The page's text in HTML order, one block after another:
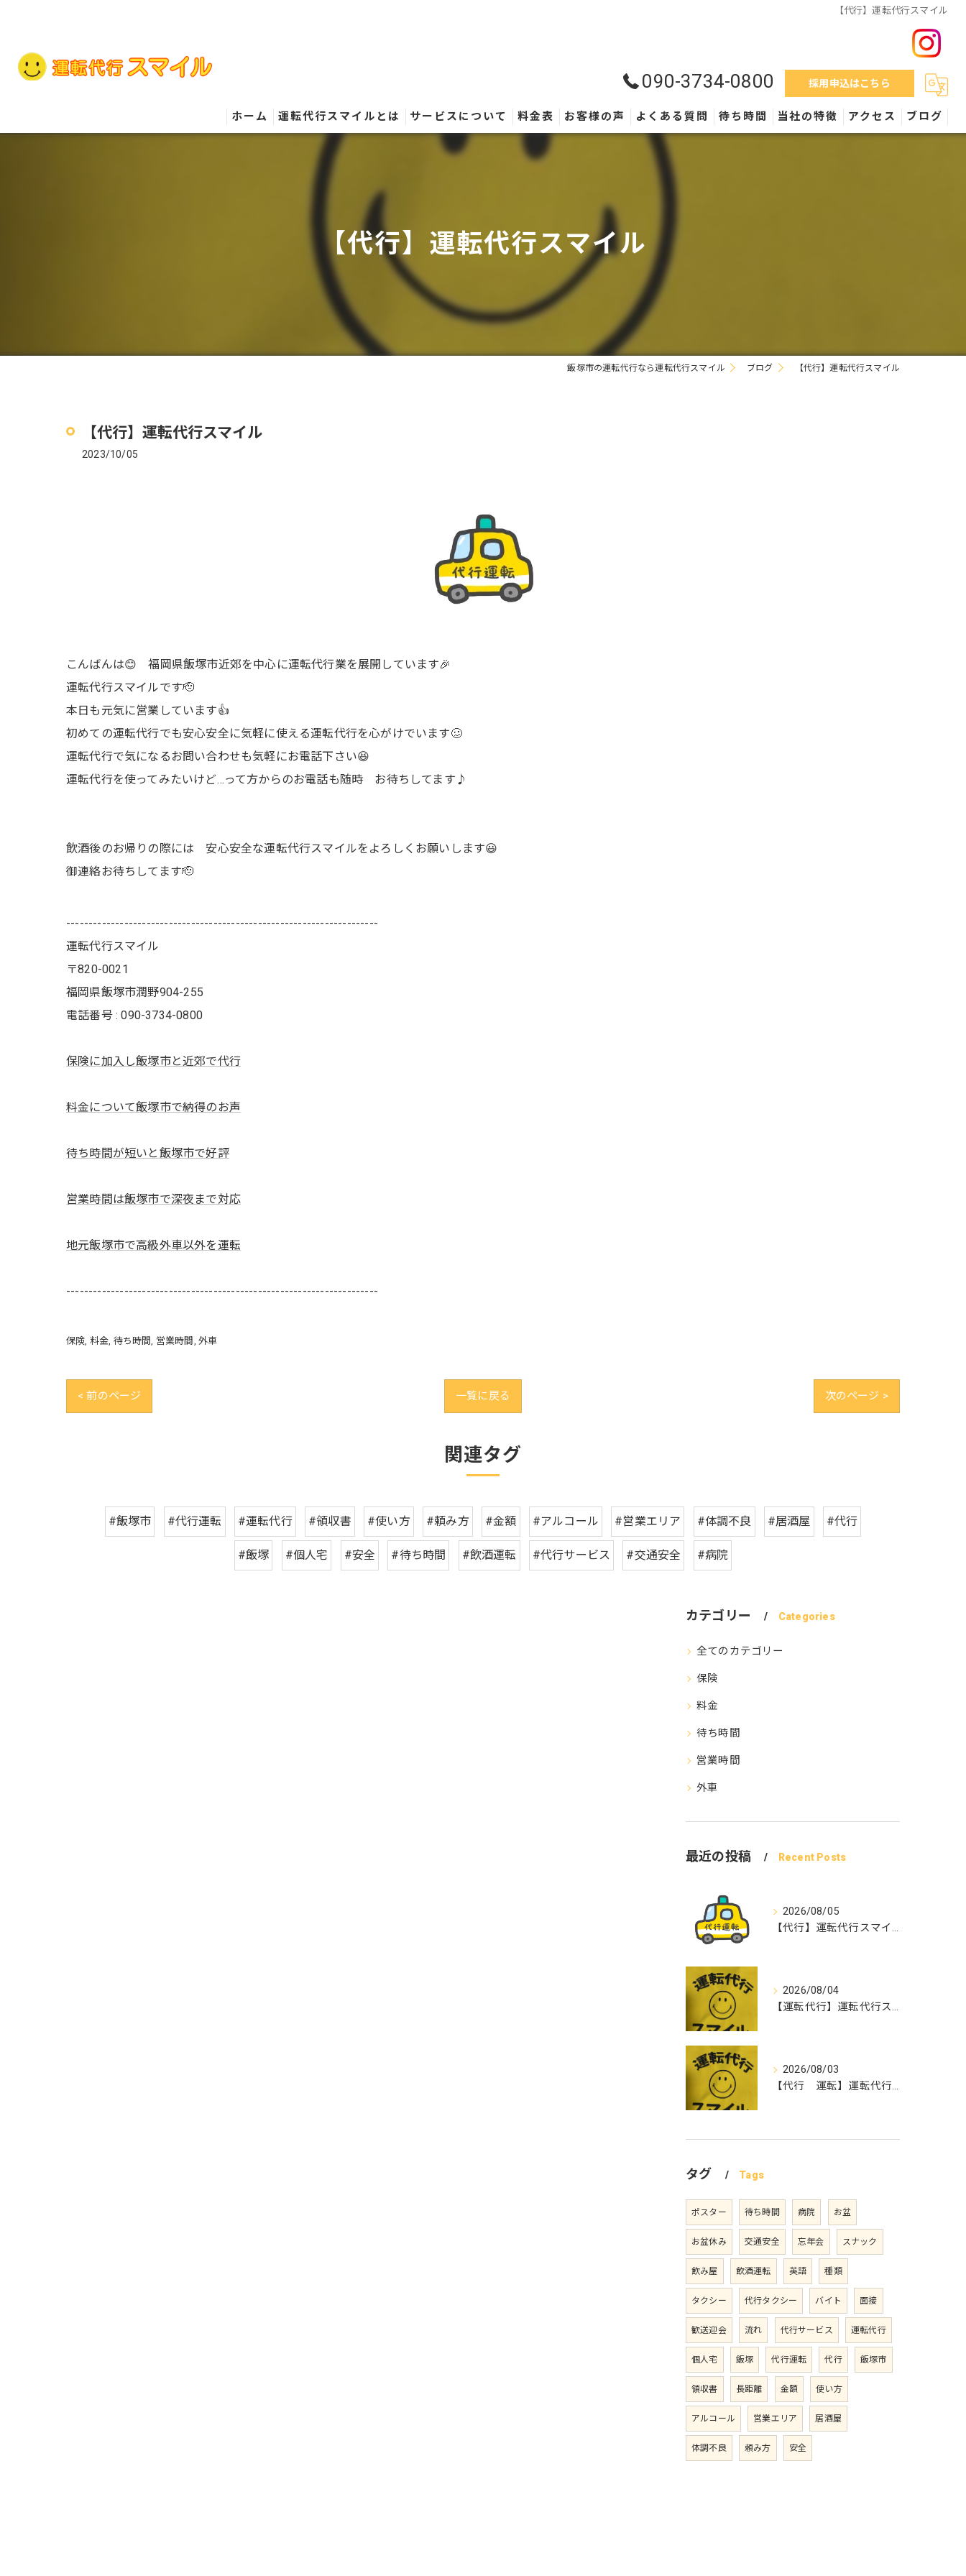
【代行】運転代行スマイル
090-3734-0800 採用申込はこちら
ホーム 運転代行スマイルとは サービスについて 料金表 お客様の声 よくある質問 待ち時間 当社の特徴 アクセス ブログ
【代行】運転代行スマイル
飯塚市の運転代行なら運転代行スマイル ブログ 【代行】運転代行スマイル
【代行】運転代行スマイル
2023/10/05
こんばんは😊 福岡県飯塚市近郊を中心に運転代行業を展開しています🎉
運転代行スマイルです🫡
本日も元気に営業しています👍
初めての運転代行でも安心安全に気軽に使える運転代行を心がけでいます🥴
運転代行で気になるお問い合わせも気軽にお電話下さい😆
運転代行を使ってみたいけど…って方からのお電話も随時 お待ちしてます♪
飲酒後のお帰りの際には 安心安全な運転代行スマイルをよろしくお願いします😃
御連絡お待ちしてます🫡
----------------------------------------------------------------------
運転代行スマイル
〒820-0021
福岡県飯塚市潤野904-255
電話番号 : 090-3734-0800
保険に加入し飯塚市と近郊で代行
料金について飯塚市で納得のお声
待ち時間が短いと飯塚市で好評
営業時間は飯塚市で深夜まで対応
地元飯塚市で高級外車以外を運転
----------------------------------------------------------------------
保険 料金 待ち時間 営業時間 外車
< 前のページ 一覧に戻る 次のページ >
関連タグ
#飯塚市 #代行運転 #運転代行 #領収書 #使い方 #頼み方 #金額 #アルコール #営業エリア #体調不良 #居酒屋 #代行
#飯塚 #個人宅 #安全 #待ち時間 #飲酒運転 #代行サービス #交通安全 #病院
カテゴリー Categories
全てのカテゴリー
保険
料金
待ち時間
営業時間
外車
最近の投稿 Recent Posts
2026/08/05
【代行】運転代行スマイル
2026/08/04
【運転代行】運転代行スマイル
2026/08/03
【代行 運転】運転代行スマイル
タグ Tags
ポスター 待ち時間 病院 お盆
お盆休み 交通安全 忘年会 スナック
飲み屋 飲酒運転 英語 種類
タクシー 代行タクシー バイト 面接
歓送迎会 流れ 代行サービス 運転代行
個人宅 飯塚 代行運転 代行 飯塚市
領収書 長距離 金額 使い方
アルコール 営業エリア 居酒屋
体調不良 頼み方 安全